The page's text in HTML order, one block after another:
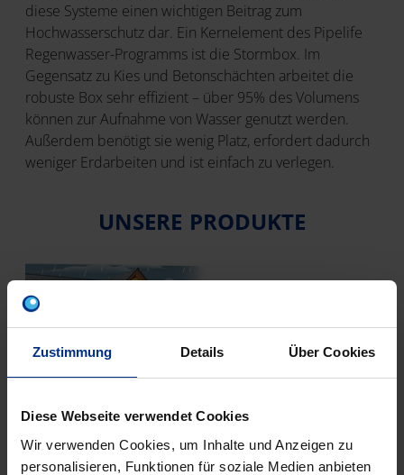
Zustimmung Details Über Cookies
Diese Webseite verwendet Cookies
Wir verwenden Cookies, um Inhalte und Anzeigen zu
personalisieren, Funktionen für soziale Medien anbieten
diese Systeme einen wichtigen Beitrag zum
Hochwasserschutz dar. Ein Kernelement des Pipelife
Regenwasser-Programms ist die Stormbox. Im
Gegensatz zu Kies und Betonschächten arbeitet die
robuste Box sehr effizient – über 95% des Volumens
können zur Aufnahme von Wasser genutzt werden.
Außerdem benötigt sie wenig Platz, erfordert dadurch
weniger Erdarbeiten und ist einfach zu verlegen.
UNSERE PRODUKTE